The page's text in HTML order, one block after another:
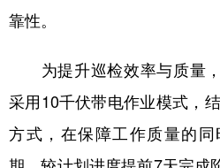
地方频道
北京 天津
辽宁 吉林
浙江 安徽
靠性。
为提升巡检效率与质量，
采用10千伏带电作业模式，
方式，在保障工作质量的